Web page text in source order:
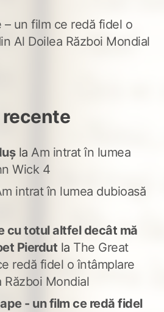
– un film ce redă fidel o
Al Doilea Război Mondial
la Am intrat în lumea
Wick 4
intrat în lumea dubioasă
cu totul altfel decât mă
Pierdut la The Great
redă fidel o întâmplare
Război Mondial
- un film ce redă fidel